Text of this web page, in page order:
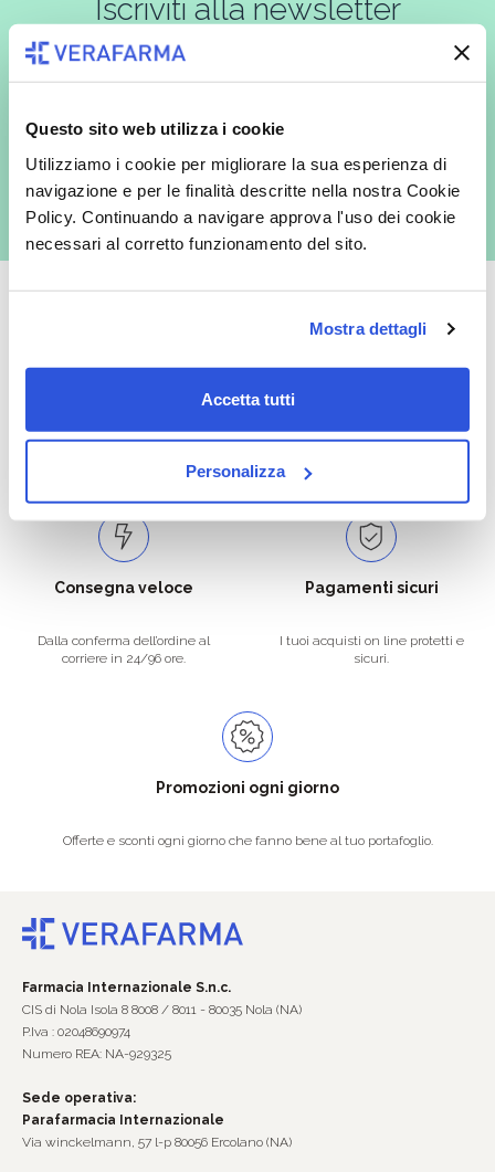
Questo sito web utilizza i cookie
Utilizziamo i cookie per migliorare la sua esperienza di
navigazione e per le finalità descritte nella nostra Cookie
Policy. Continuando a navigare approva l'uso dei cookie
necessari al corretto funzionamento del sito.
Mostra dettagli
Accetta tutti
Personalizza
Iscriviti alla newsletter
In qualità di interessato, avendo letto l’informativa
redatta ai sensi del Regolamento EU 2016/679, acconsento
espressamente al trattamento dei miei dati personali per finalità
commerciali da parte di Verafarma, tra cui invio di comunicazioni
marketing (con modalità telematiche - quali ad es. newsletter ed e-mail
con inviti e comunicazioni commerciali - e modalità tradizionali, quali ad
es. posta cartacea)
Oltre 50.000 prodotti
per soddisfare tutte le esigenze.
Spedizione gratuita
la spedizione la regaliamo noi.
Consegna veloce
Dalla conferma dell’ordine al
corriere in 24/96 ore.
Pagamenti sicuri
I tuoi acquisti on line protetti e
sicuri.
Promozioni ogni giorno
Offerte e sconti ogni giorno che fanno bene al tuo portafoglio.
Farmacia Internazionale S.n.c.
CIS di Nola Isola 8 8008 / 8011 - 80035 Nola (NA)
P.Iva : 02048690974
Numero REA: NA-929325
Sede operativa:
Parafarmacia Internazionale
Via winckelmann, 57 l-p 80056 Ercolano (NA)